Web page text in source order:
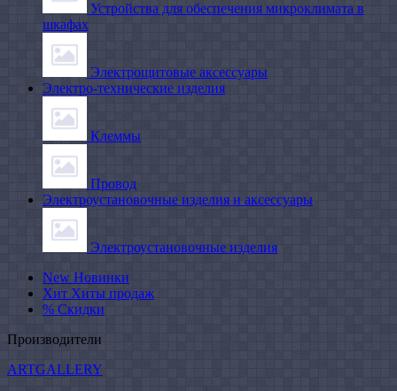
Устройства для обеспечения микроклимата в
шкафах
Электрощитовые аксессуары
Электро-технические изделия
Клеммы
Провод
Электроустановочные изделия и аксессуары
Электроустановочные изделия
New Новинки
Хит Хиты продаж
% Скидки
Производители
ARTGALLERY